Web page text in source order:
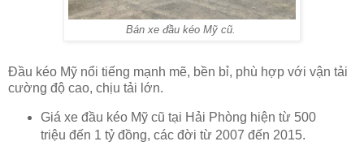
Bán xe đầu kéo Mỹ cũ.
Đầu kéo Mỹ nổi tiếng mạnh mẽ, bền bỉ, phù hợp với vận tải
cường độ cao, chịu tải lớn.
Giá xe đầu kéo Mỹ cũ tại Hải Phòng hiện từ 500
triệu đến 1 tỷ đồng, các đời từ 2007 đến 2015.